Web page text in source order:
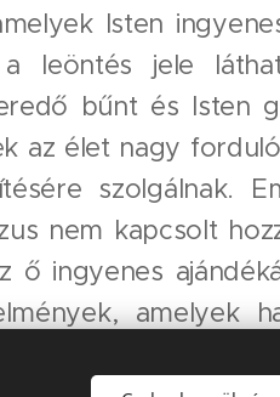
Isten
leöntés jele
bűnt és Isten
az élet nagy
szolgálnak.
nem kapcsolt
ingyenes
amelyek